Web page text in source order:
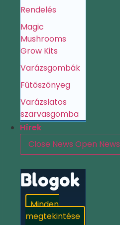
Rendelés
Magic
Mushrooms
Grow Kits
Varázsgombák
Fűtőszőnyeg
Varázslatos
szarvasgomba
Hírek
Close News Open News
Blogok
Minden
megtekintése